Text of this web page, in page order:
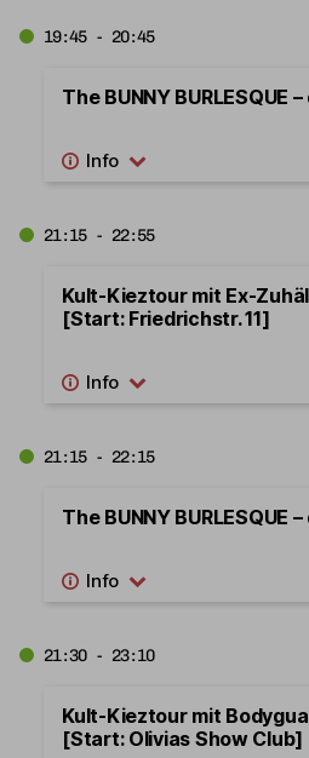
19:45 - 20:45
The BUNNY BURLESQUE
21:15 - 22:55
Kult-Kieztour mit Ex-
[Start: Friedrichstr. 11]
21:15 - 22:15
The BUNNY BURLESQUE
21:30 - 23:10
Kult-Kieztour mit
[Start: Olivias Show Club]